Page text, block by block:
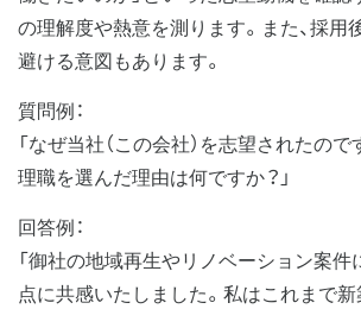
の理解度や熱意を測ります。また、採用
避ける意図もあります。
質問例：
「なぜ当社（この会社）を志望されたので
理職を選んだ理由は何ですか？」
回答例：
「御社の地域再生やリノベーション案
点に共感いたしました。私はこれまで